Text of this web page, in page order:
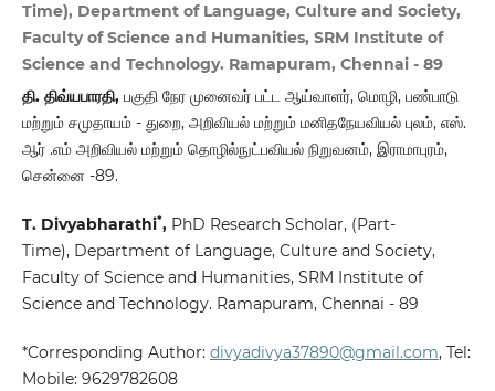
Time), Department of Language, Culture and Society,
Faculty of Science and Humanities, SRM Institute of
Science and Technology. Ramapuram, Chennai - 89
தி. திவ்யபாரதி, பகுதி நேர முனைவர் பட்ட ஆய்வாளர், மொழி, பண்பாடு
மற்றும் சமுதாயம் - துறை, அறிவியல் மற்றும் மனிதநேயவியல் புலம், எஸ்.
ஆர் .எம் அறிவியல் மற்றும் தொழில்நுட்பவியல் நிறுவனம், இராமாபுரம்,
சென்னை -89.
T. Divyabharathi*, PhD Research Scholar, (Part-
Time), Department of Language, Culture and Society,
Faculty of Science and Humanities, SRM Institute of
Science and Technology. Ramapuram, Chennai - 89
*Corresponding Author: divyadivya37890@gmail.com, Tel:
Mobile: 9629782608